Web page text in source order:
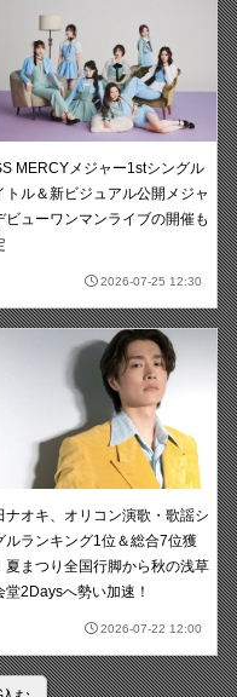
MERCYメジャー1stシングル
トル＆新ビジュアル公開メジャ
ビューワンマンライブの開催も
2026-07-25 12:30
ナオキ、オリコン演歌・歌謡シ
ルランキング1位＆総合7位獲
夏まつり全国行脚から秋の浅草
堂2Daysへ勢い加速！
2026-07-22 12:00